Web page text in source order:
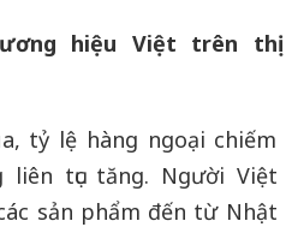
hiệu Việt trên thị
tỷ lệ hàng ngoại chiếm
liên tục tăng. Người Việt
sản phẩm đến từ Nhật